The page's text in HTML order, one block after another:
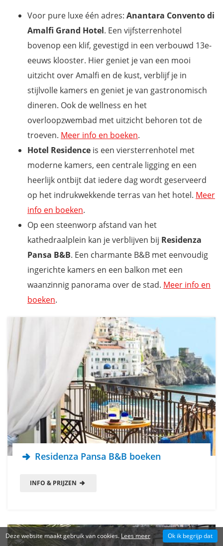
Voor pure luxe één adres: Anantara Convento di
Amalfi Grand Hotel. Een vijfsterrenhotel
bovenop een klif, gevestigd in een verbouwd 13e-
eeuws klooster. Hier geniet je van een mooi
uitzicht over Amalfi en de kust, verblijf je in
stijlvolle kamers en geniet je van gastronomisch
dineren. Ook de wellness en het
overloopzwembad met uitzicht behoren tot de
troeven. Meer info en boeken.
Hotel Residence is een viersterrenhotel met
moderne kamers, een centrale ligging en een
heerlijk ontbijt dat iedere dag wordt geserveerd
op het indrukwekkende terras van het hotel. Meer
info en boeken.
Op een steenworp afstand van het
kathedraalplein kan je verblijven bij Residenza
Pansa B&B. Een charmante B&B met eenvoudig
ingerichte kamers en een balkon met een
waanzinnig panorama over de stad. Meer info en
boeken.
Residenza Pansa B&B boeken
INFO & PRIJZEN
Deze website maakt gebruik van cookies. Lees meer Ok ik begrijp dat